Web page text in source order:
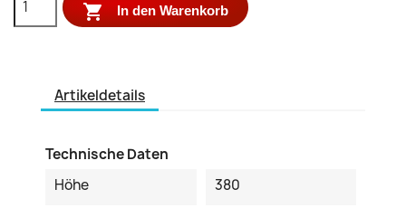
 In den Warenkorb
Artikeldetails
Technische Daten
Höhe
380